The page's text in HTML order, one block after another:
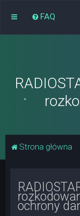
FAQ
Strona główna
ochrony